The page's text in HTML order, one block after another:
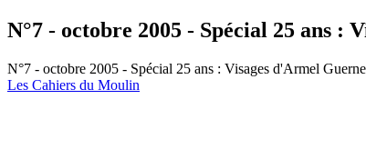
N°7 - octobre 2005 - Spécial 25 ans :
N°7 - octobre 2005 - Spécial 25 ans : Visages d'Armel Guerne
Les Cahiers du Moulin